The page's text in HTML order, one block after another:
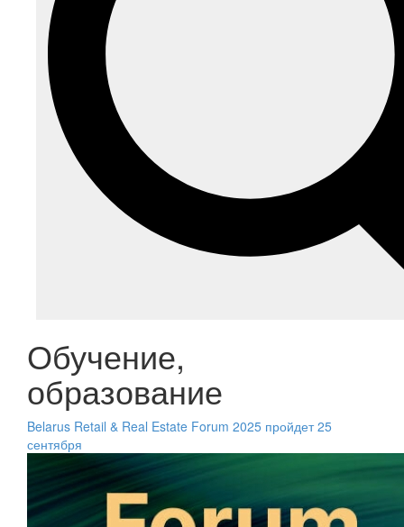
Обучение,
образование
Belarus Retail & Real Estate Forum 2025 пройдет 25
сентября